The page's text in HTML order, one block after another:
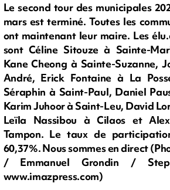
Le second tour des municipales
mars est terminé. Toutes les
ont maintenant leur maire. Les
sont Céline Sitouze à Sainte-
Kane Cheong à Sainte-Suzanne,
André, Erick Fontaine à La
Séraphin à Saint-Paul, Daniel
Karim Juhoor à Saint-Leu, David
Leïla Nassibou à Cilaos et
Tampon. Le taux de
60,37%. Nous sommes en direct
/ Emmanuel Grondin /
www.imazpress.com)